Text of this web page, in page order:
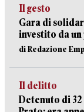
Il gesto
Gara di
investito da
di Redazione
Il delitto
Detenuto di